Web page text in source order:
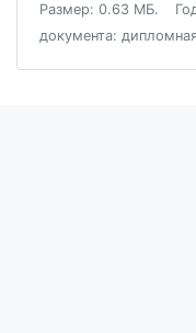
Размер: 0.63 МБ.
документа: